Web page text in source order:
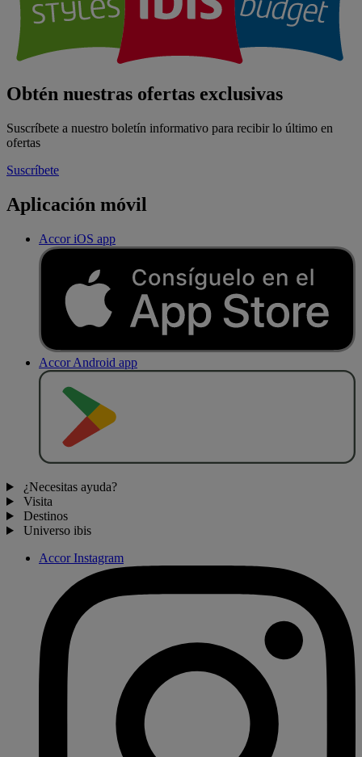
Obtén nuestras ofertas exclusivas
Suscríbete a nuestro boletín informativo para recibir lo último en
ofertas
Suscríbete
Aplicación móvil
Accor iOS app
Accor Android app
¿Necesitas ayuda?
Visita
Destinos
Universo ibis
Accor Instagram